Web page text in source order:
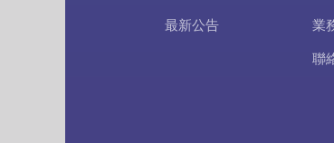
最新公告 業
聯